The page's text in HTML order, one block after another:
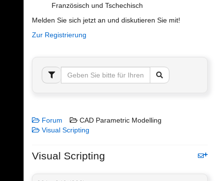
Französisch und Tschechisch
Melden Sie sich jetzt an und diskutieren Sie mit!
Zur Registrierung
Forum
CAD Parametric Modelling
Visual Scripting
Visual Scripting